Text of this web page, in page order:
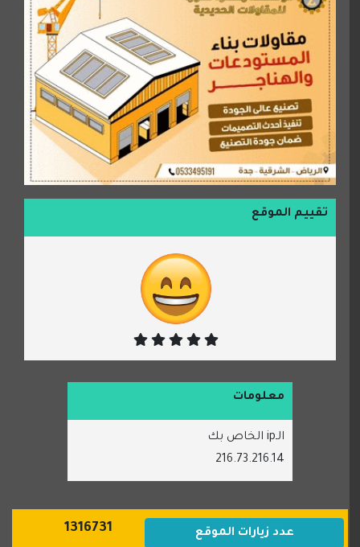
تقييم الموقع
معلومات
الـip الخاص بك
216.73.216.14
عدد زيارات الموقع 1316731